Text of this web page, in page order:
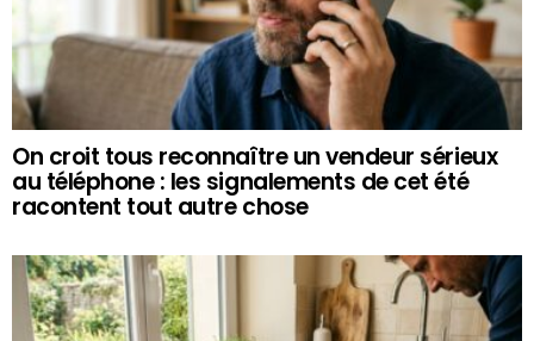
On croit tous reconnaître un vendeur sérieux
au téléphone : les signalements de cet été
racontent tout autre chose